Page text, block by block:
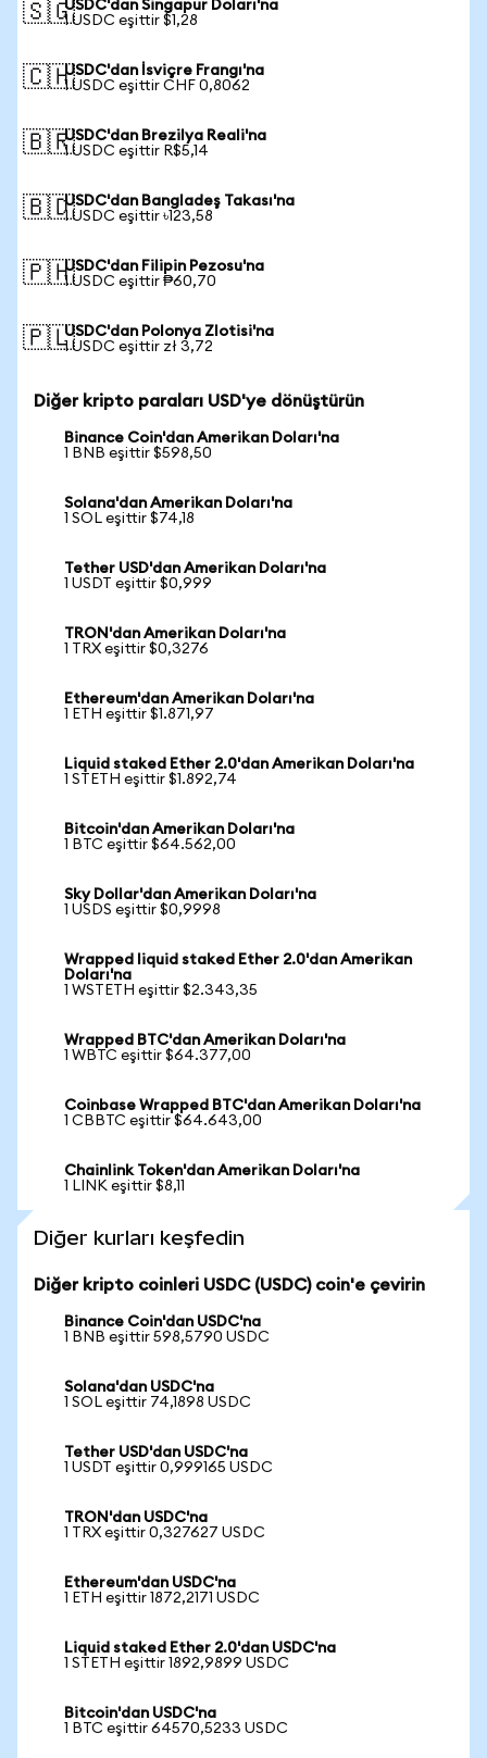
🇸🇬USDC'dan Singapur Doları'na
1 USDC eşittir $1,28
🇨🇭USDC'dan İsviçre Frangı'na
1 USDC eşittir CHF 0,8062
🇧🇷USDC'dan Brezilya Reali'na
1 USDC eşittir R$5,14
🇧🇩USDC'dan Bangladeş Takası'na
1 USDC eşittir ৳123,58
🇵🇭USDC'dan Filipin Pezosu'na
1 USDC eşittir ₱60,70
🇵🇱USDC'dan Polonya Zlotisi'na
1 USDC eşittir zł 3,72
Diğer kripto paraları USD'ye dönüştürün
Binance Coin'dan Amerikan Doları'na
1 BNB eşittir $598,50
Solana'dan Amerikan Doları'na
1 SOL eşittir $74,18
Tether USD'dan Amerikan Doları'na
1 USDT eşittir $0,999
TRON'dan Amerikan Doları'na
1 TRX eşittir $0,3276
Ethereum'dan Amerikan Doları'na
1 ETH eşittir $1.871,97
Liquid staked Ether 2.0'dan Amerikan Doları'na
1 STETH eşittir $1.892,74
Bitcoin'dan Amerikan Doları'na
1 BTC eşittir $64.562,00
Sky Dollar'dan Amerikan Doları'na
1 USDS eşittir $0,9998
Wrapped liquid staked Ether 2.0'dan Amerikan
Doları'na
1 WSTETH eşittir $2.343,35
Wrapped BTC'dan Amerikan Doları'na
1 WBTC eşittir $64.377,00
Coinbase Wrapped BTC'dan Amerikan Doları'na
1 CBBTC eşittir $64.643,00
Chainlink Token'dan Amerikan Doları'na
1 LINK eşittir $8,11
Diğer kurları keşfedin
Diğer kripto coinleri USDC (USDC) coin'e çevirin
Binance Coin'dan USDC'na
1 BNB eşittir 598,5790 USDC
Solana'dan USDC'na
1 SOL eşittir 74,1898 USDC
Tether USD'dan USDC'na
1 USDT eşittir 0,999165 USDC
TRON'dan USDC'na
1 TRX eşittir 0,327627 USDC
Ethereum'dan USDC'na
1 ETH eşittir 1872,2171 USDC
Liquid staked Ether 2.0'dan USDC'na
1 STETH eşittir 1892,9899 USDC
Bitcoin'dan USDC'na
1 BTC eşittir 64570,5233 USDC